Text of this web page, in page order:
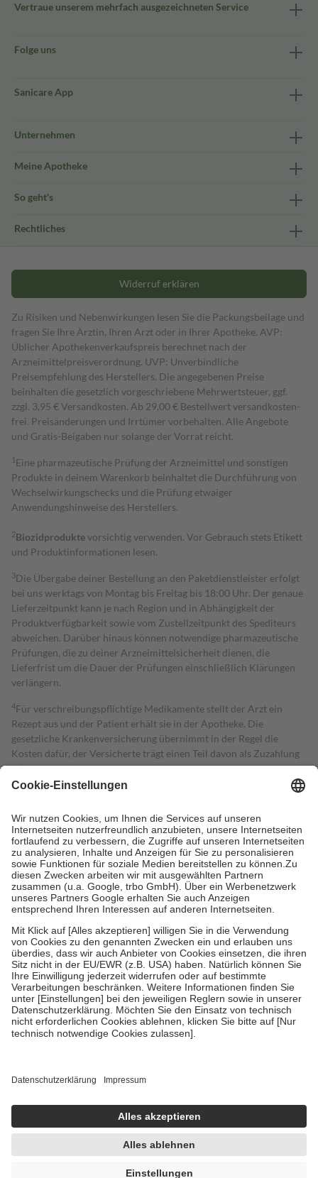
Vertraue unserem mehrfach ausgezeichneten Service
Folge uns
Sanicare App
Unternehmen
Meine Apotheke
So geht's
Rechtliches
Widerruf erklären
Zu Risiken und Nebenwirkungen lesen Sie die Packungsbeilage und
fragen Sie Ihre Ärztin, Ihren Arzt oder in Ihrer Apotheke. AVP:
Üblicher Apothekenverkaufspreis berechnet nach der
Arzneimittelpreisverordnung. UVP: Unverbindliche
Preisempfehlung des Herstellers. Die angegebenen Preise
beinhalten die gesetzlich vorgeschriebene Mehrwertsteuer, ggf.
zzgl. 3,95 € Versandkosten. Ab 29,00 € Bestell­wert versand­kosten­
frei. Preisänderungen und Irrtümer vorbehalten. Alle Angebote
und Gratis-Beigaben nur solange der Vorrat reicht.
1 Eine pharmazeutische Prüfung der Arzneimittel und sonstigen
Produkte in deinem Warenkorb beinhaltet die Durchführung von
Wechselwirkungschecks und die Prüfung etwaiger
Anwendungshinweise des Herstellers.
2Biozidproduktevorsichtig verwenden. Vor Gebrauch stets Etikett
und Produktinformationen lesen.
3Die Übergabe deiner Bestellung an den Paketdienstleister erfolgt
bei uns werktags von Montag bis Freitag bis 18:00 Uhr. Der genaue
Lieferzeitpunkt kann je nach Region und in Abhängigkeit der
Produktverfügbarkeit sowie vom Zustellzeitpunkt des Spediteurs
abweichen. Darüber hinaus können notwendige pharmazeutische
Prüfungen, die zu deiner Arzneimittelsicherheit dienen, die
Lieferfrist um die Dauer der Prüfungen einschließlich Klärungen
verlängern.
4Für verschreibungspflichtige Medikamente stellt der Arzt ein
Rezept aus und der Patient erhält sie in der Apotheke. Die
gesetzliche Krankenversicherung übernimmt in der Regel die
Kosten dafür, der Versicherte trägt einen Teil davon als Zuzahlung
mit.
Grundsätzlich leisten Mitglieder Zuzahlungen in Höhe von zehn
höchstens zehn Euro.
Es sind jedoch nie mehr als die tatsächlichen
Kosten der Leistung zu entrichten.
Diese Regeln gelten grundsätzlich auch für Online-Apotheken.
Bei Heilmitteln und häuslicher Krankenpflege beträgt die
Zuzahlung zehn Prozent der Kosten sowie zehn Euro je
Verordnung.
Um das Engagement der Versicherten für ihre eigene Gesundheit zu
stärken und die besondere Stellung der Familie zu unterstützen,
fallenkeine Zuzahlungenan bei:
• Kindern und Jugendlichen bis zum vollendeten 18. Lebensjahr
mit Ausnahme der Fahrkosten
• Untersuchungen zur Vorsorge und Früherkennung, die von der
GKV getragen werden
• empfohlenen Schutzimpfungen
• Harn- und Blutteststreifen
getroffen, um sicherzustellen, dass es sich um echte Bewertungen
https://help.etrusted.com/hc/de/articles/4419944605341
Einige Bilder und Inhalte wurden unter Zuhilfenahme künstlicher